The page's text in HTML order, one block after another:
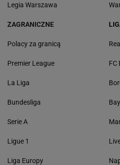
Legia Warszawa
ZAGRANICZNE
Polacy za granicą
Premier League
La Liga
Bundesliga
Serie A
Ligue 1
Liga Europy
FC